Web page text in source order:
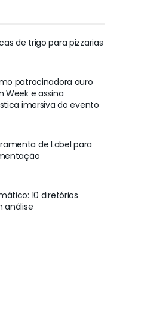
de trigo para pizzarias
patrocinadora ouro
Week e assina
imersiva do evento
de Label para
10 diretórios
análise